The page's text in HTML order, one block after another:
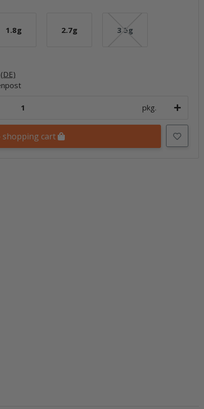
1.8g
1.8g 2.7g
2.7g 3.5g
3.5g
(DE)
pkg.
shopping cart